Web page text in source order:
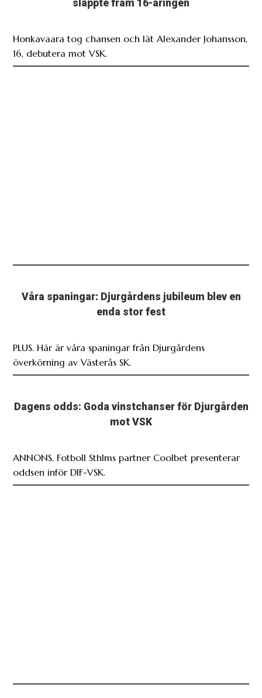
släppte fram 16-åringen
Honkavaara tog chansen och lät Alexander Johansson,
16, debutera mot VSK.
Våra spaningar: Djurgårdens jubileum blev en
enda stor fest
PLUS. Här är våra spaningar från Djurgårdens
överkörning av Västerås SK.
Dagens odds: Goda vinstchanser för Djurgården
mot VSK
ANNONS. Fotboll Sthlms partner Coolbet presenterar
oddsen inför DIF-VSK.